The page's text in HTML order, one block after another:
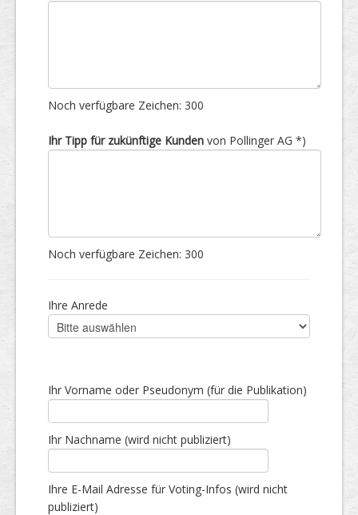
Noch verfügbare Zeichen: 300
Ihr Tipp für zukünftige Kunden von Pollinger AG *)
Noch verfügbare Zeichen: 300
Ihre Anrede
Ihr Vorname oder Pseudonym (für die Publikation)
Ihr Nachname (wird nicht publiziert)
Ihre E-Mail Adresse für Voting-Infos (wird nicht
publiziert)